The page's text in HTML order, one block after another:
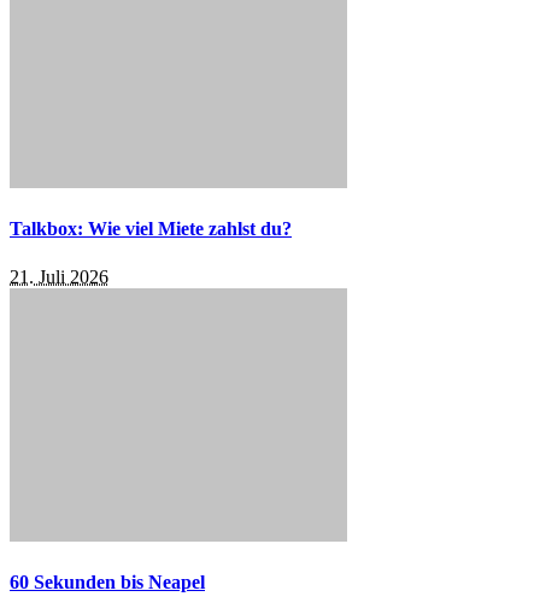
Talkbox: Wie viel Miete zahlst du?
21. Juli 2026
60 Sekunden bis Neapel